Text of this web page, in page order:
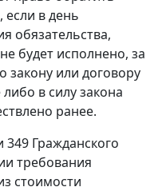
если в день
обязательства,
будет исполнено, за
закону или договору
в силу закона
ранее.
349 Гражданского
требования
стоимости